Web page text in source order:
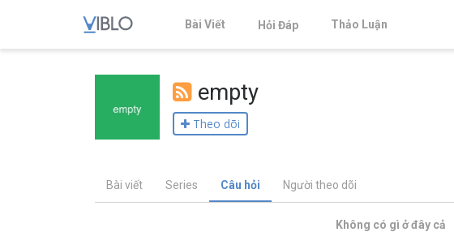
Bài Viết Hỏi Đáp Thảo Luận
empty
Theo dõi
Bài viết Series Câu hỏi Người theo dõi
Không có gì ở đây cả